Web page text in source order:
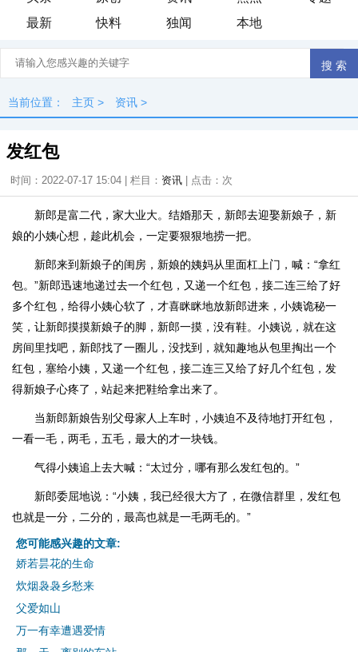
最新
快料 独闻 本地
当前位置： 主页 > 资讯 >
发红包
时间：2022-07-17 15:04 | 栏目： 资讯 | 点击： 次
新郎是富二代，家大业大。结婚那天，新郎去迎娶新娘子，新
娘的小姨心想，趁此机会，一定要狠狠地捞一把。
新郎来到新娘子的闺房，新娘的姨妈从里面杠上门，喊：“拿红
包。”新郎迅速地递过去一个红包，又递一个红包，接二连三给了好
多个红包，给得小姨心软了，才喜眯眯地放新郎进来，小姨诡秘一
笑，让新郎摸摸新娘子的脚，新郎一摸，没有鞋。小姨说，就在这
房间里找吧，新郎找了一圈儿，没找到，就知趣地从包里掏出一个
红包，塞给小姨，又递一个红包，接二连三又给了好几个红包，发
得新娘子心疼了，站起来把鞋给拿出来了。
当新郎新娘告别父母家人上车时，小姨迫不及待地打开红包，
一看一毛，两毛，五毛，最大的才一块钱。
气得小姨追上去大喊：“太过分，哪有那么发红包的。”
新郎委屈地说：“小姨，我已经很大方了，在微信群里，发红包
也就是一分，二分的，最高也就是一毛两毛的。”
您可能感兴趣的文章:
娇若昙花的生命
炊烟袅袅乡愁来
父爱如山
万一有幸遭遇爱情